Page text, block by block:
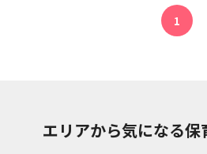
1
エリアから気になる保